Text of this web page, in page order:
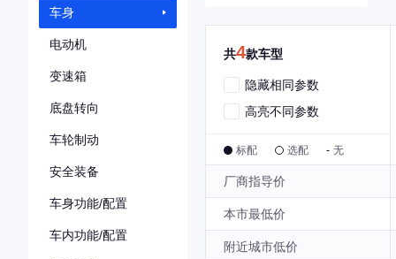
车身
电动机
变速箱
底盘转向
车轮制动
安全装备
车身功能/配置
车内功能/配置
共4款车型
隐藏相同参数
高亮不同参数
标配 选配 - 无
厂商指导价
本市最低价
附近城市低价